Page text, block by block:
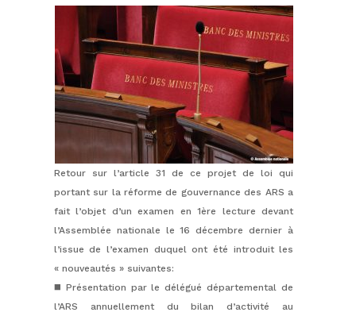
Retour sur l’article 31 de ce projet de loi qui
portant sur la réforme de gouvernance des ARS a
fait l’objet d’un examen en 1ère lecture devant
l’Assemblée nationale le 16 décembre dernier à
l’issue de l’examen duquel ont été introduit les
« nouveautés » suivantes:
◼️ Présentation par le délégué départemental de
l’ARS annuellement du bilan d’activité au